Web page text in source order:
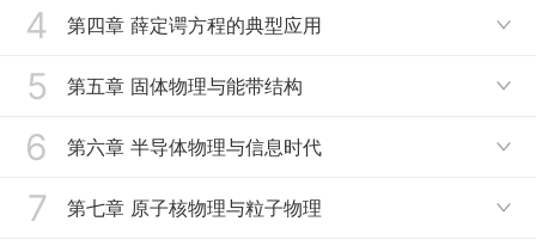
也给予了肯定评价：“我认为线上线下相结合是一种很
好的教学方式，因为它既能保证学生在课堂上与老师的
展。同时，线下课程可以让学生更好地理解和掌握一些
时间和空间”。
*2.3.2 狭义相对论时空观（大学物理部分2）
*2.3.3 狭义相对论时空观例题I
*2.3.4 狭义相对论时空观例题II
3.1 微观量子性的发现
章节测验（量子力学的建立）
4 第四章 薛定谔方程的典型应用 
4.1 物体微观运动状态描述
4.3.2 薛定谔方程应用2：一维势垒 隧道效应
5 第五章 固体物理与能带结构 
5.1.1 固体物理基础1：固体物理的发展
6 第六章 半导体物理与信息时代 
6.1 半导体的发现 半导体物理与半导体硅
7 第七章 原子核物理与粒子物理 